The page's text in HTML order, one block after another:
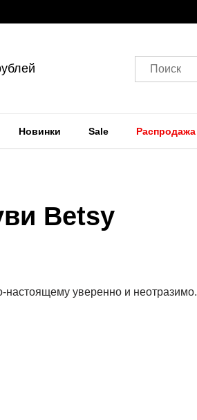
Поиск
Новинки Sale Распродажа
Betsy
настоящему уверенно и неотразимо.